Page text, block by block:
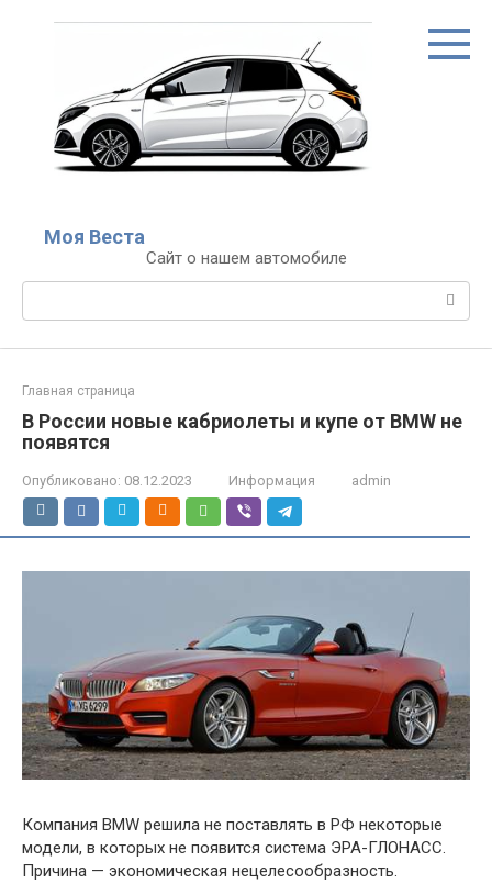
Моя Веста
Сайт о нашем автомобиле
Поиск:
Главная страница
В России новые кабриолеты и купе от BMW не
появятся
Опубликовано: 08.12.2023 Информация admin
Компания BMW решила не поставлять в РФ некоторые
модели, в которых не появится система ЭРА-ГЛОНАСС.
Причина — экономическая нецелесообразность.